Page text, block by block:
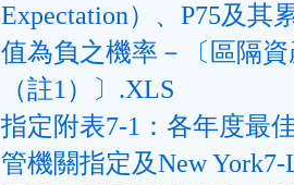
Expectation）、P75及其
值為負之機率－〔區隔
（註1）〕.XLS
指定附表7-1：各年度最
管機關指定及New